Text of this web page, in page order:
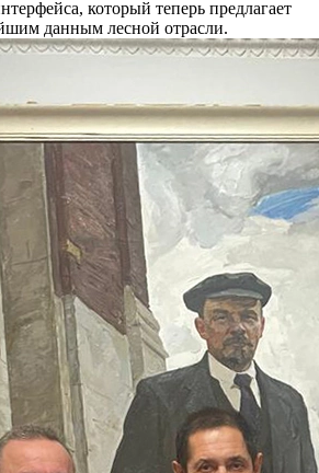
который теперь предлагает
данным лесной отрасли.